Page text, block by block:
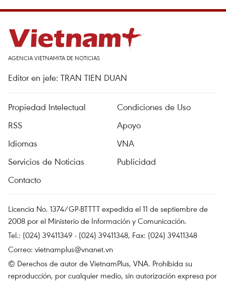
AGENCIA VIETNAMITA DE NOTICIAS
Editor en jefe: TRAN TIEN DUAN
Propiedad Intelectual
Condiciones de Uso
RSS
Apoyo
Idiomas
VNA
Servicios de Noticias
Publicidad
Contacto
Licencia No. 1374/GP-BTTTT expedida el 11 de septiembre de
2008 por el Ministerio de Información y Comunicación.
Tel.: (024) 39411349 - (024) 39411348, Fax: (024) 39411348
Correo: vietnamplus@vnanet.vn
© Derechos de autor de VietnamPlus, VNA. Prohibida su
reproducción, por cualquier medio, sin autorización expresa por